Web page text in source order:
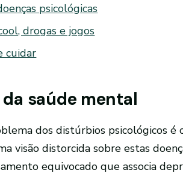
psicológicas
drogas e jogos
cuidar
saúde mental
dos distúrbios psicológicos é
visão distorcida sobre estas
equivocado que associa